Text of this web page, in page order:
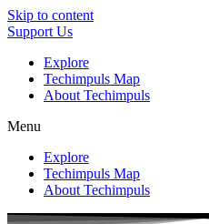
Skip to content
Support Us
Explore
Techimpuls Map
About Techimpuls
Menu
Explore
Techimpuls Map
About Techimpuls